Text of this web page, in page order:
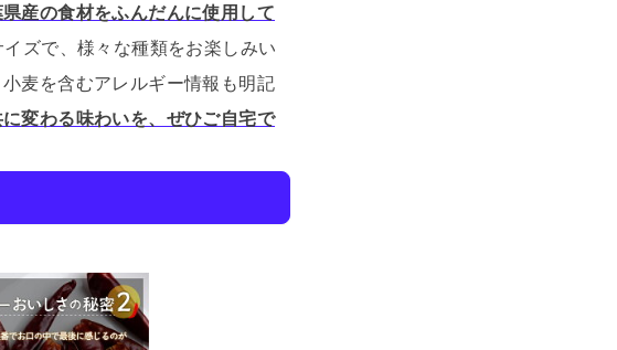
産の食材をふんだんに使用して
ズで、様々な種類をお楽しみい
麦を含むアレルギー情報も明記
変わる味わいを、ぜひご自宅で